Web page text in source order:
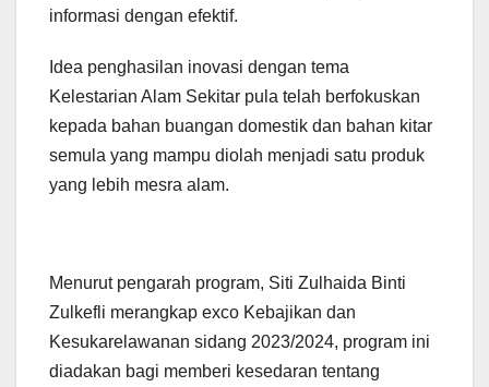
informasi dengan efektif.
Idea penghasilan inovasi dengan tema
Kelestarian Alam Sekitar pula telah berfokuskan
kepada bahan buangan domestik dan bahan kitar
semula yang mampu diolah menjadi satu produk
yang lebih mesra alam.
Menurut pengarah program, Siti Zulhaida Binti
Zulkefli merangkap exco Kebajikan dan
Kesukarelawanan sidang 2023/2024, program ini
diadakan bagi memberi kesedaran tentang